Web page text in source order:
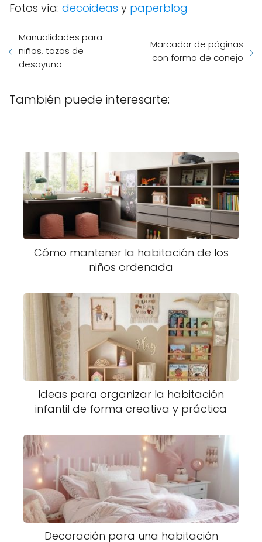
Fotos vía: decoideas y paperblog
Manualidades para
niños, tazas de
desayuno
Marcador de páginas
con forma de conejo
También puede interesarte:
Cómo mantener la habitación de los
niños ordenada
Ideas para organizar la habitación
infantil de forma creativa y práctica
Decoración para una habitación